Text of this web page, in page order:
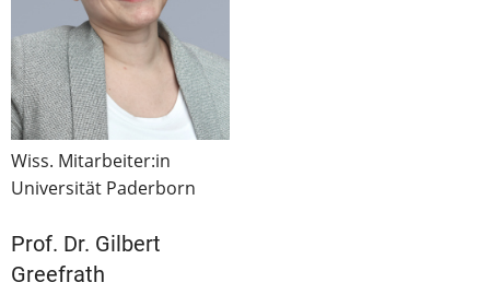
Wiss. Mitarbeiter:in
Universität Paderborn
Prof. Dr. Gilbert
Greefrath